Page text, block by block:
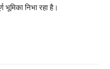
भूमिका निभा रहा है।